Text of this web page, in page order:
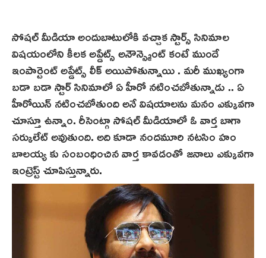
సోషల్ మీడియా అందుబాటులోకి వచ్చాక స్టార్స్ సినిమాల
విషయంలోని కీలక అప్డేట్స్ అనౌన్స్మెంట్ కంటే ముందే
ఇంపార్టెంట్ అప్డేట్స్ లీక్ అయిపోతున్నాయి . మరీ ముఖ్యంగా
బడా బడా స్టార్ సినిమాలో ఏ హీరో నటించబోతున్నాడు .. ఏ
హీరోయిన్ నటించబోతుంది అనే విషయాలను మనం ఎక్కువగా
చూస్తూ ఉన్నాం. రీసెంట్గా సోషల్ మీడియాలో ఓ వార్త బాగా
సర్కులేట్ అవుతుంది. అది కూడా నందమూరి నటసిం హం
బాలయ్య కు సంబంధించిన వార్త కావడంతో జనాలు ఎక్కువగా
ఇంట్రెస్ట్ చూపిస్తున్నారు.